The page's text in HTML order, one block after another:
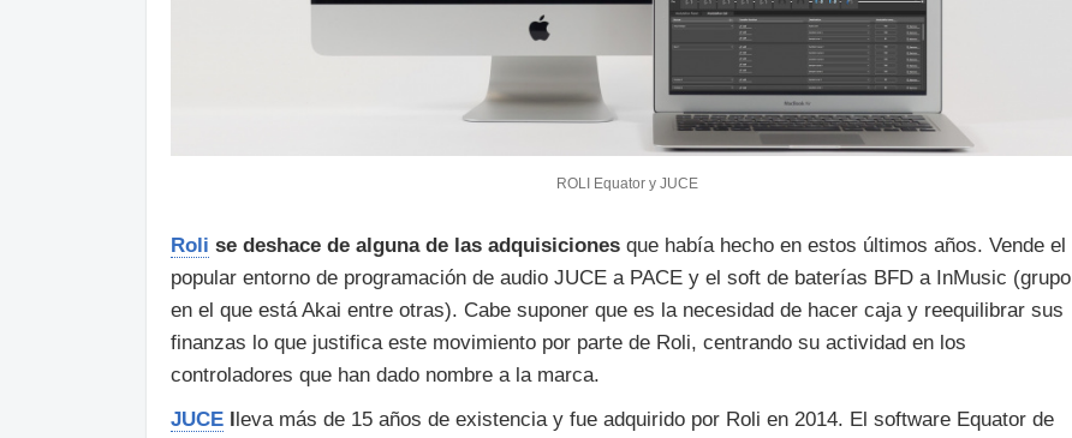
ROLI Equator y JUCE
Roli se deshace de alguna de las adquisiciones que había hecho en estos últimos años. Vende el
popular entorno de programación de audio JUCE a PACE y el soft de baterías BFD a InMusic (grupo
en el que está Akai entre otras). Cabe suponer que es la necesidad de hacer caja y reequilibrar sus
finanzas lo que justifica este movimiento por parte de Roli, centrando su actividad en los
controladores que han dado nombre a la marca.
JUCE lleva más de 15 años de existencia y fue adquirido por Roli en 2014. El software Equator de